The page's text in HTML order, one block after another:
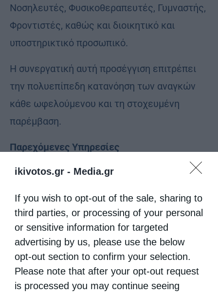
ikivotos.gr - Media.gr
If you wish to opt-out of the sale, sharing to
third parties, or processing of your personal
or sensitive information for targeted
advertising by us, please use the below
opt-out section to confirm your selection.
Please note that after your opt-out request
is processed you may continue seeing
Νοσηλευτές, Φυσικοθεραπευτές, Γυμναστής,
Φροντιστές, καθώς και διοικητικό και
υποστηρικτικό προσωπικό.
Η συνεργατική αυτή προσέγγιση επιτρέπει
την πολυεπίπεδη κατανόηση των αναγκών
κάθε ωφελούμενου και τη στοχευμένη
παρέμβαση.
Παρεχόμενες Υπηρεσίες
Το Κέντρο προσφέρει ένα ολοκληρωμένο
· Ιατρική και νευροψυχολογική αξιολόγηση
και τακτική παρακολούθηση
· Υπηρεσίες εξωτερικών ιατρείων
· Ημερήσια φροντίδα και θεραπευτικές